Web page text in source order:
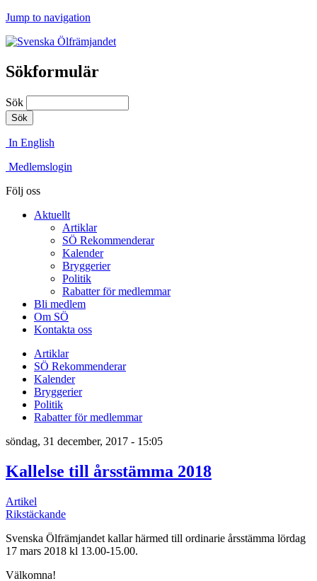
Jump to navigation
Sökformulär
Sök
In English
Medlemslogin
Följ oss
Aktuellt
Artiklar
SÖ Rekommenderar
Kalender
Bryggerier
Politik
Rabatter för medlemmar
Bli medlem
Om SÖ
Kontakta oss
Artiklar
SÖ Rekommenderar
Kalender
Bryggerier
Politik
Rabatter för medlemmar
söndag, 31 december, 2017 - 15:05
Kallelse till årsstämma 2018
Artikel
Rikstäckande
Svenska Ölfrämjandet kallar härmed till ordinarie årsstämma lördag
17 mars 2018 kl 13.00-15.00.
Välkomna!